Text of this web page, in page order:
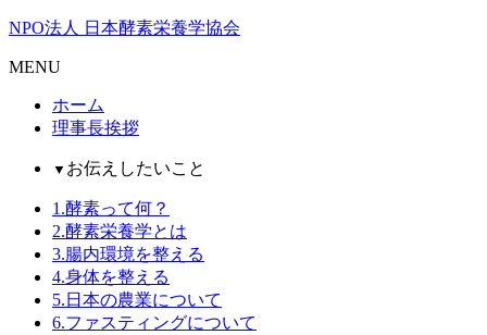
NPO法人 日本酵素栄養学協会
MENU
ホーム
理事長挨拶
▼ お伝えしたいこと
1.酵素って何？
2.酵素栄養学とは
3.腸内環境を整える
4.身体を整える
5.日本の農業について
6.ファスティングについて